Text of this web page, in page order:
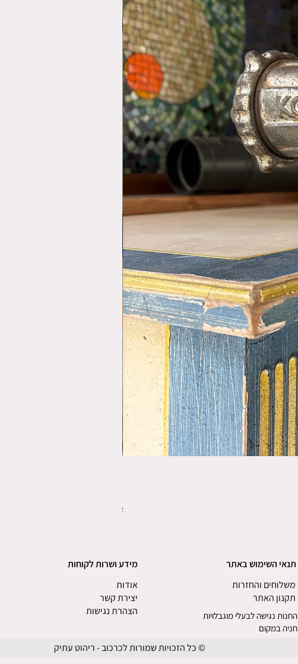
משלוחים
מידע ושרות לקוחות
אודות
יצירת קשר
הצהרת נגישות
תנאי השימוש באתר
משלוחים והחזרות
תקנון האתר
החנות נגישה לבעלי מוגבלויות
חניה במקום
© כל הזכויות שמורות לכרכוב - ריהוט עתיק